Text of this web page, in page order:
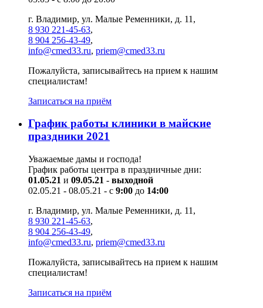
г. Владимир, ул. Малые Ременники, д. 11,
8 930 221-45-63,
8 904 256-43-49,
info@cmed33.ru, priem@cmed33.ru
Пожалуйста, записывайтесь на прием к нашим
специалистам!
Записаться на приём
График работы клиники в майские
праздники 2021
Уважаемые дамы и господа!
График работы центра в праздничные дни:
01.05.21 и 09.05.21 - выходной
02.05.21 - 08.05.21 - с 9:00 до 14:00
г. Владимир, ул. Малые Ременники, д. 11,
8 930 221-45-63,
8 904 256-43-49,
info@cmed33.ru, priem@cmed33.ru
Пожалуйста, записывайтесь на прием к нашим
специалистам!
Записаться на приём